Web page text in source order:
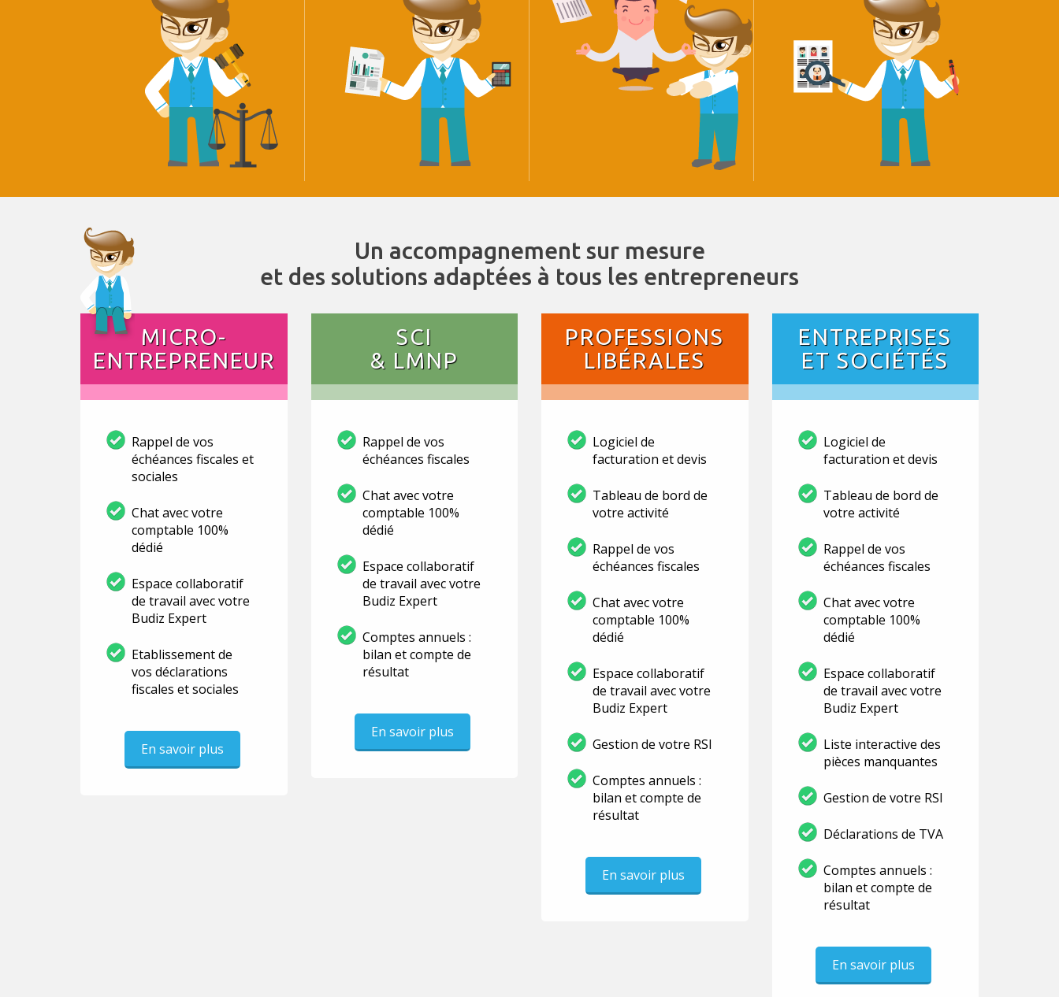
Un accompagnement sur mesure
et des solutions adaptées à tous les entrepreneurs
MICRO-
ENTREPRENEUR
Rappel de vos
échéances fiscales et
sociales
Chat avec votre
comptable 100%
dédié
Espace collaboratif
de travail avec votre
Budiz Expert
Etablissement de
vos déclarations
fiscales et sociales
En savoir plus
SCI
& LMNP
Rappel de vos
échéances fiscales
Chat avec votre
comptable 100%
dédié
Espace collaboratif
de travail avec votre
Budiz Expert
Comptes annuels :
bilan et compte de
résultat
En savoir plus
PROFESSIONS
LIBÉRALES
Logiciel de
facturation et devis
Tableau de bord de
votre activité
Rappel de vos
échéances fiscales
Chat avec votre
comptable 100%
dédié
Espace collaboratif
de travail avec votre
Budiz Expert
Gestion de votre RSI
Comptes annuels :
bilan et compte de
résultat
En savoir plus
ENTREPRISES
ET SOCIÉTÉS
Logiciel de
facturation et devis
Tableau de bord de
votre activité
Rappel de vos
échéances fiscales
Chat avec votre
comptable 100%
dédié
Espace collaboratif
de travail avec votre
Budiz Expert
Liste interactive des
pièces manquantes
Gestion de votre RSI
Déclarations de TVA
Comptes annuels :
bilan et compte de
résultat
En savoir plus